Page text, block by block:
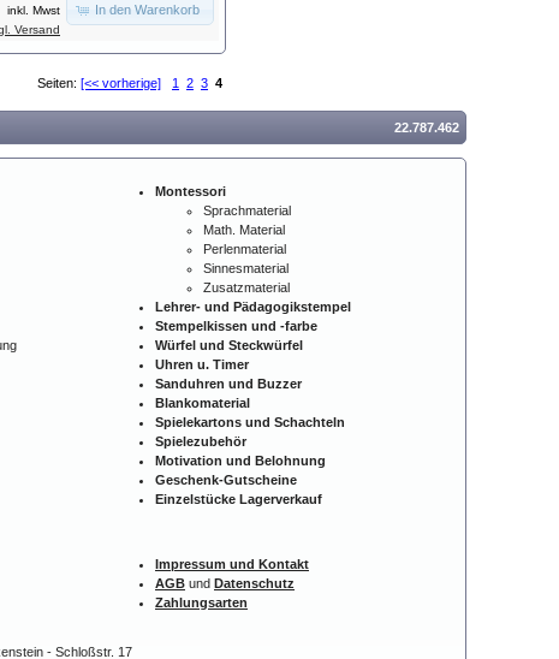
inkl. Mwst
Versand
In den Warenkorb
Seiten: [<< vorherige] 1 2 3 4
22.787.462
Montessori
Sprachmaterial
Math. Material
Perlenmaterial
Sinnesmaterial
Zusatzmaterial
Lehrer- und Pädagogikstempel
Stempelkissen und -farbe
Würfel und Steckwürfel
Uhren u. Timer
Sanduhren und Buzzer
Blankomaterial
Spielekartons und Schachteln
Spielezubehör
Motivation und Belohnung
Geschenk-Gutscheine
Einzelstücke Lagerverkauf
Impressum und Kontakt
AGB und Datenschutz
Zahlungsarten
- Schloßstr. 17